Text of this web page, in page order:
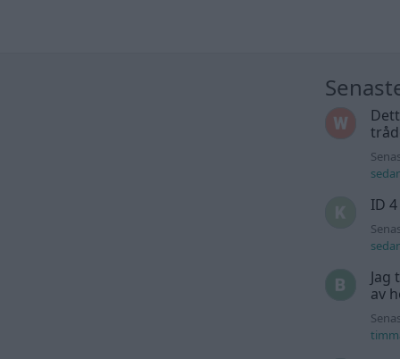
ID 4
av